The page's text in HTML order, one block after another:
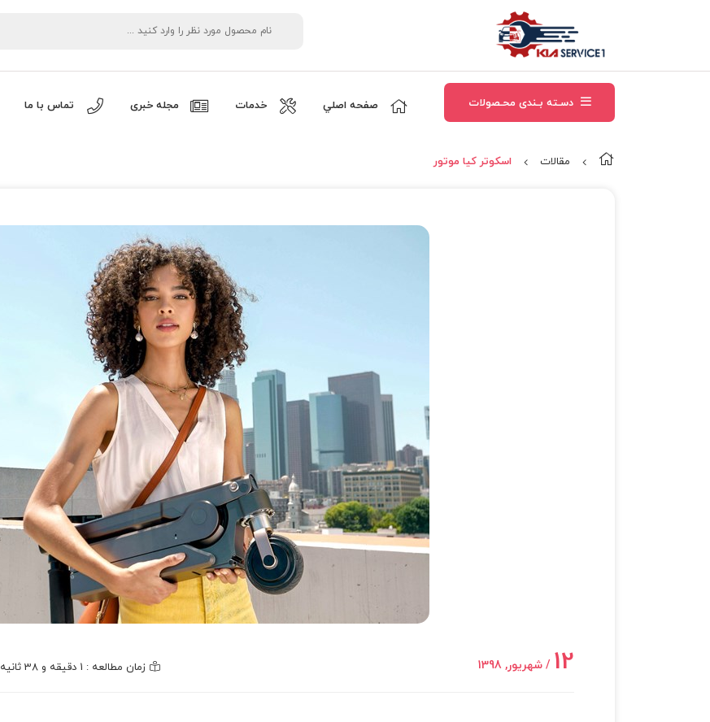
دسـته بـندی محـصولات صفحه اصلي خدمات مجله خبری تماس با ما
مقالات اسکوتر کیا موتور
12 / شهریور, 1398 زمان مطالعه : 1 دقیقه و 38 ثانیه